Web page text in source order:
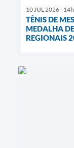
10 JUL 2026 -
TÊNIS DE
MEDALHA
REGIONAIS